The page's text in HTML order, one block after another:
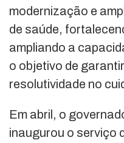
modernização e
de saúde,
ampliando a
o objetivo de
resolutividade no
Em abril, o
inaugurou o serviço